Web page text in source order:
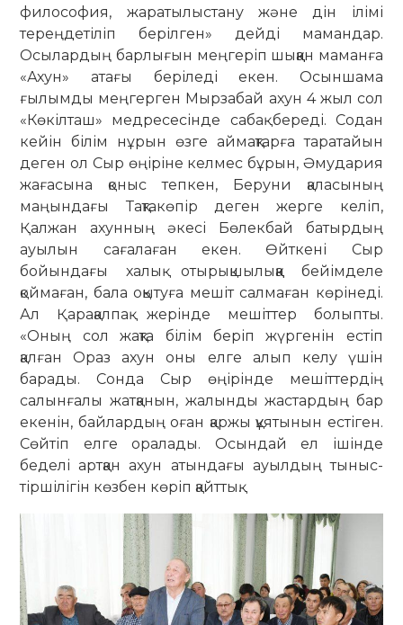
философия, жаратылыстану және дін ілімі
тереңдетіліп берілген» дейді мамандар.
Осылардың барлығын меңгеріп шыққан маманға
«Ахун» атағы беріледі екен. Осыншама
ғылымды меңгерген Мырзабай ахун 4 жыл сол
«Көкілташ» медресесінде сабақ береді. Содан
кейін білім нұрын өзге аймақтарға таратайын
деген ол Сыр өңіріне келмес бұрын, Әмудария
жағасына қоныс тепкен, Беруни қаласының
маңындағы Тақтакөпір деген жерге келіп,
Қалжан ахунның әкесі Бөлекбай батырдың
ауылын сағалаған екен. Өйткені Сыр
бойындағы халық отырықшылыққа бейімделе
қоймаған, бала оқытуға мешіт салмаған көрінеді.
Ал Қарақалпақ жерінде мешіттер болыпты.
«Оның сол жақта білім беріп жүргенін естіп
қалған Ораз ахун оны елге алып келу үшін
барады. Сонда Сыр өңірінде мешіттердің
салынғалы жатқанын, жалынды жастардың бар
екенін, байлардың оған қаржы құятынын естіген.
Сөйтіп елге оралады. Осындай ел ішінде
беделі артқан ахун атындағы ауылдың тыныс-
тіршілігін көзбен көріп қайттық.